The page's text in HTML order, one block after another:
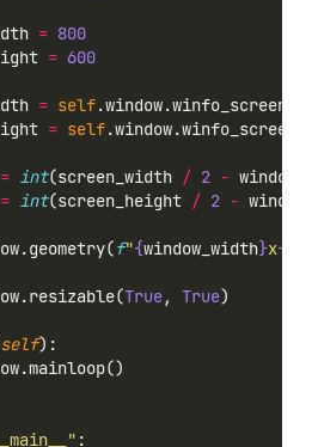
= 800
= 600
= self
= self
= int(screen_width / 2 -
= int(screen_height / 2 -
f"{window_width}x{
True, True)
self):
: